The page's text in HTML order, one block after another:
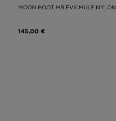
MOON BOOT MB EVX MULE NYLON
145,00 €